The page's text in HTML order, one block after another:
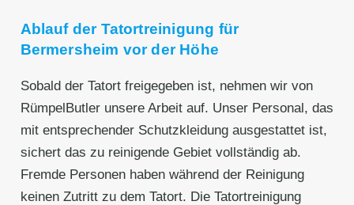
Ablauf der Tatortreinigung für
Bermersheim vor der Höhe
Sobald der Tatort freigegeben ist, nehmen wir von
RümpelButler unsere Arbeit auf. Unser Personal, das
mit entsprechender Schutzkleidung ausgestattet ist,
sichert das zu reinigende Gebiet vollständig ab.
Fremde Personen haben während der Reinigung
keinen Zutritt zu dem Tatort. Die Tatortreinigung